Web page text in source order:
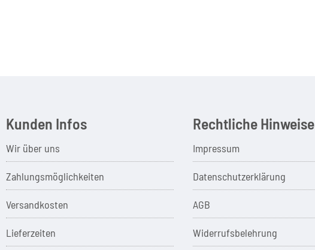
Kunden Infos
Wir über uns
Zahlungsmöglichkeiten
Versandkosten
Lieferzeiten
Rechtliche Hinweise
Impressum
Datenschutzerklärung
AGB
Widerrufsbelehrung